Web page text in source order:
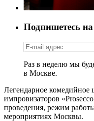
Подпишетесь
Раз в неделю мы
в Москве.
Легендарное
импровизаторов
проведения, режим
мероприятиях Москвы.